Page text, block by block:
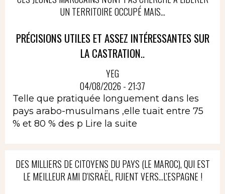
UN TERRITOIRE OCCUPÉ MAIS...
PRÉCISIONS UTILES ET ASSEZ INTÉRESSANTES SUR
LA CASTRATION..
YEG
04/08/2026 - 21:37
Telle que pratiquée longuement dans les
pays arabo-musulmans ,elle tuait entre 75
% et 80 % des p Lire la suite
DES MILLIERS DE CITOYENS DU PAYS (LE MAROC), QUI EST
LE MEILLEUR AMI D'ISRAËL, FUIENT VERS...L'ESPAGNE !